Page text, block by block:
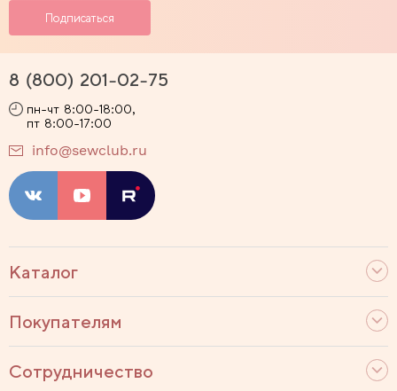
Каталог
Покупателям
Сотрудничество
8 (800) 201-02-75
пн-чт 8:00-18:00,
пт 8:00-17:00
info@sewclub.ru